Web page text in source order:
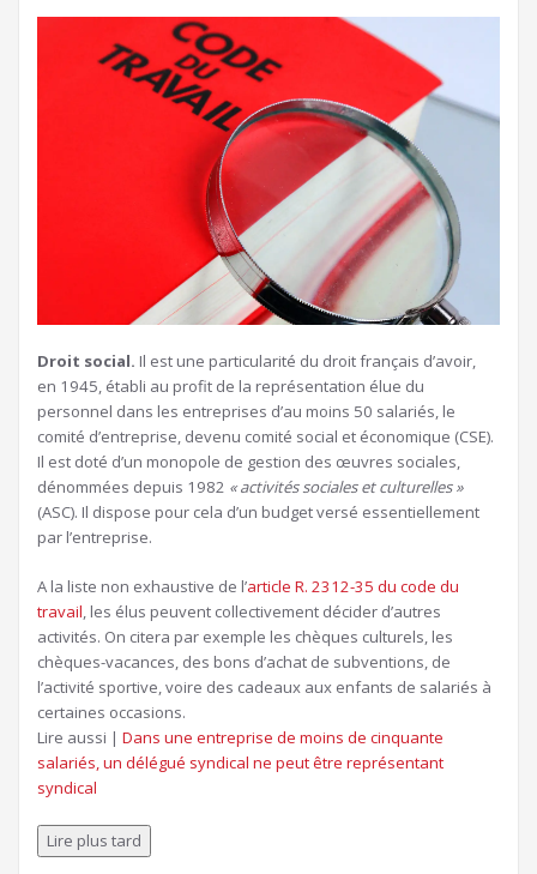
Droit social. Il est une particularité du droit français d’avoir,
en 1945, établi au profit de la représentation élue du
personnel dans les entreprises d’au moins 50 salariés, le
comité d’entreprise, devenu comité social et économique (CSE).
Il est doté d’un monopole de gestion des œuvres sociales,
dénommées depuis 1982 « activités sociales et culturelles »
(ASC). Il dispose pour cela d’un budget versé essentiellement
par l’entreprise.
A la liste non exhaustive de l’article R. 2312-35 du code du
travail, les élus peuvent collectivement décider d’autres
activités. On citera par exemple les chèques culturels, les
chèques-vacances, des bons d’achat de subventions, de
l’activité sportive, voire des cadeaux aux enfants de salariés à
certaines occasions.
Lire aussi | Article
réservé
abonnés
Dans une entreprise de moins de cinquante
salariés, un délégué syndical ne peut être représentant
syndical
Lire plus tard